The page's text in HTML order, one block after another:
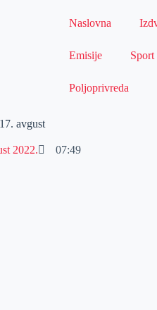
Naslovna
Emisije Sport
Poljoprivreda
avgust
2022. 07:49